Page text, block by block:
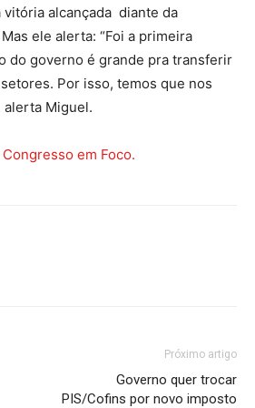
vitória alcançada diante da
ele alerta: “Foi a primeira
do governo é grande pra transferir
Por isso, temos que nos
alerta Miguel.
Congresso em Foco.
Próximo artigo
Governo quer trocar
PIS/Cofins por novo imposto